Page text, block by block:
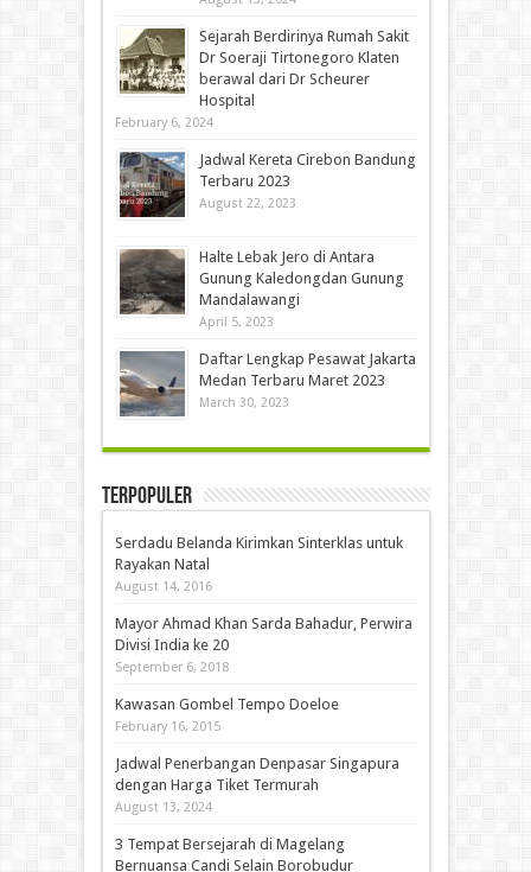
Sejarah Berdirinya Rumah Sakit
Dr Soeraji Tirtonegoro Klaten
berawal dari Dr Scheurer
Hospital
February 6, 2024
Jadwal Kereta Cirebon Bandung
Terbaru 2023
August 22, 2023
Halte Lebak Jero di Antara
Gunung Kaledongdan Gunung
Mandalawangi
April 5, 2023
Daftar Lengkap Pesawat Jakarta
Medan Terbaru Maret 2023
March 30, 2023
Terpopuler
Serdadu Belanda Kirimkan Sinterklas untuk
Rayakan Natal
August 14, 2016
Mayor Ahmad Khan Sarda Bahadur, Perwira
Divisi India ke 20
September 6, 2018
Kawasan Gombel Tempo Doeloe
February 16, 2015
Jadwal Penerbangan Denpasar Singapura
dengan Harga Tiket Termurah
August 13, 2024
3 Tempat Bersejarah di Magelang
Bernuansa Candi Selain Borobudur